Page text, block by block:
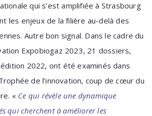
qui s’est amplifiée à Strasbourg
les enjeux de la filière au-delà des
Autre bon signal. Dans le cadre du
Expobiogaz 2023, 21 dossiers,
2022, ont été examinés dans
de l’innovation, coup de cœur du
« Ce qui révèle une dynamique
qui cherchent à améliorer les